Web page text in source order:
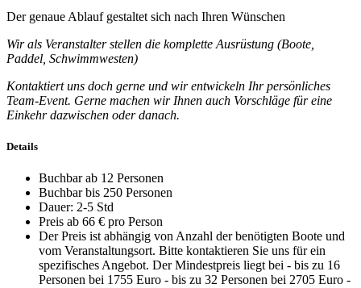
Der genaue Ablauf gestaltet sich nach Ihren Wünschen
Wir als Veranstalter stellen die komplette Ausrüstung (Boote,
Paddel, Schwimmwesten)
Kontaktiert uns doch gerne und wir entwickeln Ihr persönliches
Team-Event. Gerne machen wir Ihnen auch Vorschläge für eine
Einkehr dazwischen oder danach.
Details
Buchbar ab 12 Personen
Buchbar bis 250 Personen
Dauer: 2-5 Std
Preis ab 66 € pro Person
Der Preis ist abhängig von Anzahl der benötigten Boote und
vom Veranstaltungsort. Bitte kontaktieren Sie uns für ein
spezifisches Angebot. Der Mindestpreis liegt bei - bis zu 16
Personen bei 1755 Euro - bis zu 32 Personen bei 2705 Euro -